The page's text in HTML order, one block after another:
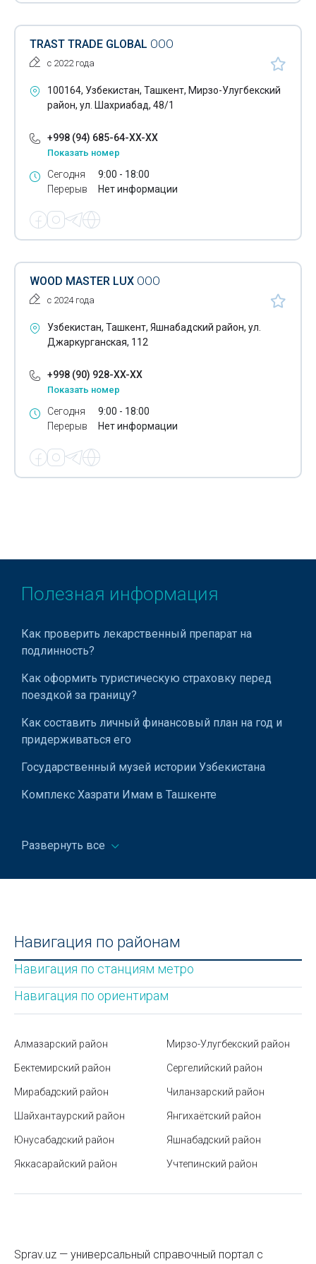
Камедь
Канцелярские товары
Канцтовары
Картонажное производство
Кисти для рисования
Клей для напольных покрытий
Клейкая лента
Клейкие вещества
Кованые изделия
Ковровые изделия
Кожаные изделия
Кожевенное производство
Контактные линзы
Кухонная техника
Лаки для волос
Лампы электрические
Лотки канцелярские
Медный профиль
Москитные сетки
Моющие средства
Мужские ремни
Напольные вешалки
Настенные часы
Настольные канцелярские наборы
Настольные лампы
Одноразовая бумажная посуда
Оконные обрамления
TRAST TRADE GLOBAL ООО
с 2022 года
100164, Узбекистан, Ташкент, Мирзо-Улугбекский
район, ул. Шахриабад, 48/1
+998 (94) 685-64-XX-XX
Показать номер
Сегодня
Перерыв
9:00 - 18:00
Нет информации
WOOD MASTER LUX ООО
с 2024 года
Узбекистан, Ташкент, Яшнабадский район, ул.
Джаркурганская, 112
+998 (90) 928-XX-XX
Показать номер
Сегодня
Перерыв
9:00 - 18:00
Нет информации
Полезная информация
Как проверить лекарственный препарат на
подлинность?
Как оформить туристическую страховку перед
поездкой за границу?
Как составить личный финансовый план на год и
придерживаться его
Государственный музей истории Узбекистана
Комплекс Хазрати Имам в Ташкенте
Обзор популярных туристических направлений в
Как не стать жертвой карманника?
Курсы повышения квалификации в Узбекистане:
виды, преимущества и тенденции
Что такое фандомат
Как отслеживать, где находится ребенок. Варианты
родительского контроля за перемещением детей
Расписание рейсов в аэропорту Ташкента
Монумент Дружбы Народов в Ташкенте (Памятник
семье Шамахмудовых)
Расстояния между городами Узбекистана
Развернуть все
Навигация по районам
Навигация по станциям метро
Навигация по ориентирам
Алмазарский район
Бектемирский район
Мирабадский район
Мирзо-Улугбекский район
Сергелийский район
Чиланзарский район
Шайхантаурский район
Юнусабадский район
Яккасарайский район
Янгихаётский район
Яшнабадский район
Учтепинский район
Sprav.uz — универсальный справочный портал с